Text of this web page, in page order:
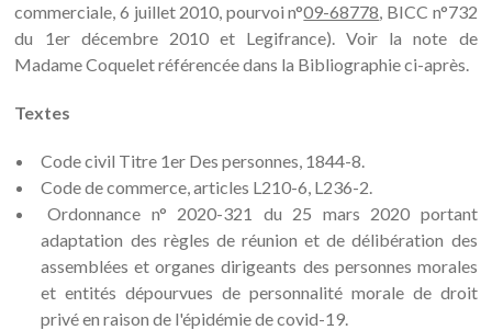
commerciale, 6 juillet 2010, pourvoi n°09-68778, BICC n°732
du 1er décembre 2010 et Legifrance). Voir la note de
Madame Coquelet référencée dans la Bibliographie ci-après.
Textes
Code civil Titre 1er Des personnes, 1844-8.
Code de commerce, articles L210-6, L236-2.
Ordonnance n° 2020-321 du 25 mars 2020 portant
adaptation des règles de réunion et de délibération des
assemblées et organes dirigeants des personnes morales
et entités dépourvues de personnalité morale de droit
privé en raison de l'épidémie de covid-19.